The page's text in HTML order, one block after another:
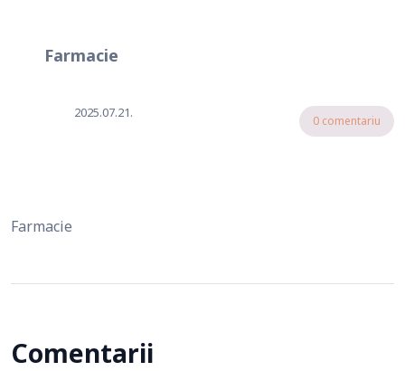
Farmacie
2025.07.21.
0 comentariu
Farmacie
Comentarii